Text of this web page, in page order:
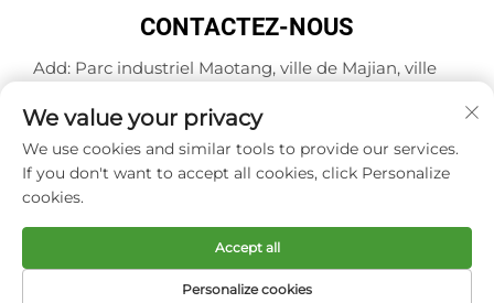
CONTACTEZ-NOUS
Add: Parc industriel Maotang, ville de Majian, ville
Chine
Tél. :+86-18503033545
Courriel :[email protected]
Copyright © Zhejiang Ruopei Crafts Co., Ltd -
Politique
de confidentialité
We value your privacy
We use cookies and similar tools to provide our services.
If you don't want to accept all cookies, click Personalize
cookies.
Personalize cookies
Accept all